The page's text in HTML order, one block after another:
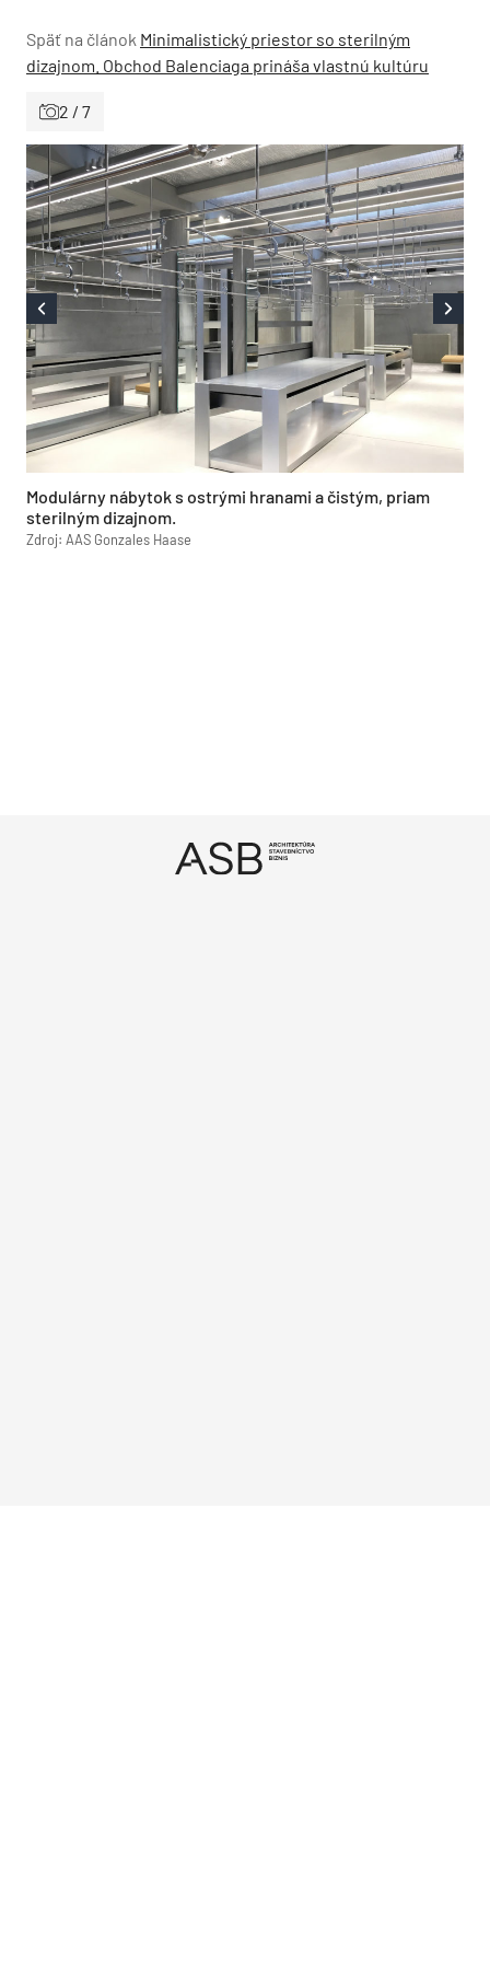
Späť na článok Minimalistický priestor so sterilným
dizajnom. Obchod Balenciaga prináša vlastnú kultúru
2 / 7
Modulárny nábytok s ostrými hranami a čistým, priam
sterilným dizajnom.
Zdroj: AAS Gonzales Haase